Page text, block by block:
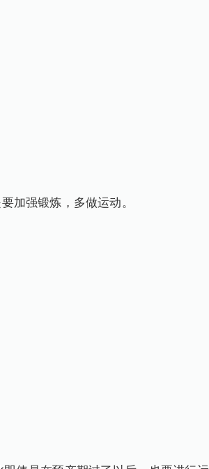
加强锻炼，多做运动。